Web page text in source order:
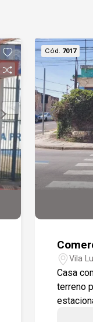
Cód. 7017
Vila
Casa
terreno